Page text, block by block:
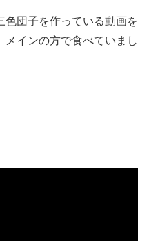
色団子を作っている動画を
インの方で食べていまし